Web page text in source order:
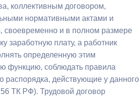
коллективным договором,
нормативными актами и
своевременно и в полном размере
заработную плату, а работник
определенную этим
функцию, соблюдать правила
распорядка, действующие у данного
56 ТК РФ). Трудовой договор